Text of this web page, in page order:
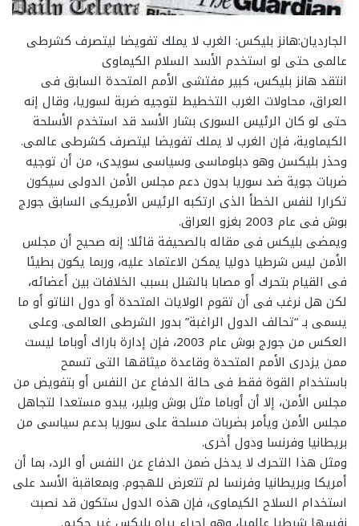
الجارديان:هانز بليكس: الغرب لا يملك تفويضا ليتصرف كشرطى
عالمى حتى لو استخدم الأسد السلام الكيماوى
انتقد هانز بليكس، كبير مفتشى الأمم المتحدة السابق فى
العراق، محاولات الغرب التخطيط لتوجيه ضربة لسوريا، وقال إنه
حتى لو كان الرئيس السورى بشار الأسد قد استخدم الأسلحة
الكيماوية، فإن الغرب لا يملك تفويضا ليتصرف كشرطى عالمى.
وحذر بليكسن وهو دبلوماسى وسياسى سويدى، من أن توجيه
ضربات جوية ضد سوريا بدون دعم مجلس الأمن الدولى سيكون
تكرارا لنفس الخطأ الذى ارتكبه الرئيس الأمريكى السابق جورج
بوش فى عام 2003 بغزو العراق.
ويمضى بليكس فى مقاله بالصحيفة قائلا: إنه صحيح أن مجلس
الأمن ليس شرطيا دوليا يمكن الاعتماد عليه، وربما يكون بطيئا
فى القيام بتحرك أو مصابا بالشلل بسبب الخلافات بين أعضائه،
لكن هل نرغب فى أن تقوم الولايات المتحدة أو دول الناتو أو ما
يسمى بـ “تحالف الدول الراغبة” بدور الشرطى العالمى. وعلى
العكس من جورج بوش عام 2003، فإن إدارة باراك أوباما ليست
ممن يزدرى الأمم المتحدة وقاعدة ميثاقها التى تسمح
باستخدام القوة فقط فى حالة الدفاع عن النفس أو بتفويض من
مجلس الأمن، إلا أن أوباما مثل بوش وبلير، يبدو مستعدا لتجاهل
مجلس الأمن ويأمر بضربات مسلحة على سوريا بدعم سياسى من
بريطانيا وفرنسا ودول أخرى.
ومثل هذا التحرك لا يدخل ضمن الدفاع عن النفس أو الرد، بما أن
أمريكا وبريطانيا وفرنسا لم تتعرض للهجوم. وبمعاقبة الأسد على
استخدام السلاح الكيماوى، فإن هذه الدول ستكون قد نصبت